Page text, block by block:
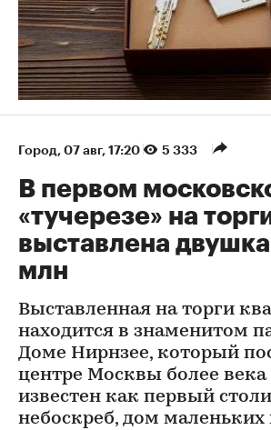
Город 07 авг, 17:20 5 333
В первом
«тучерезе» на
выставлена
млн
Выставленная на торги
находится в знаменитом
Доме Нирнзее, который
центре Москвы более века
известен как первый
небоскреб, дом маленьких